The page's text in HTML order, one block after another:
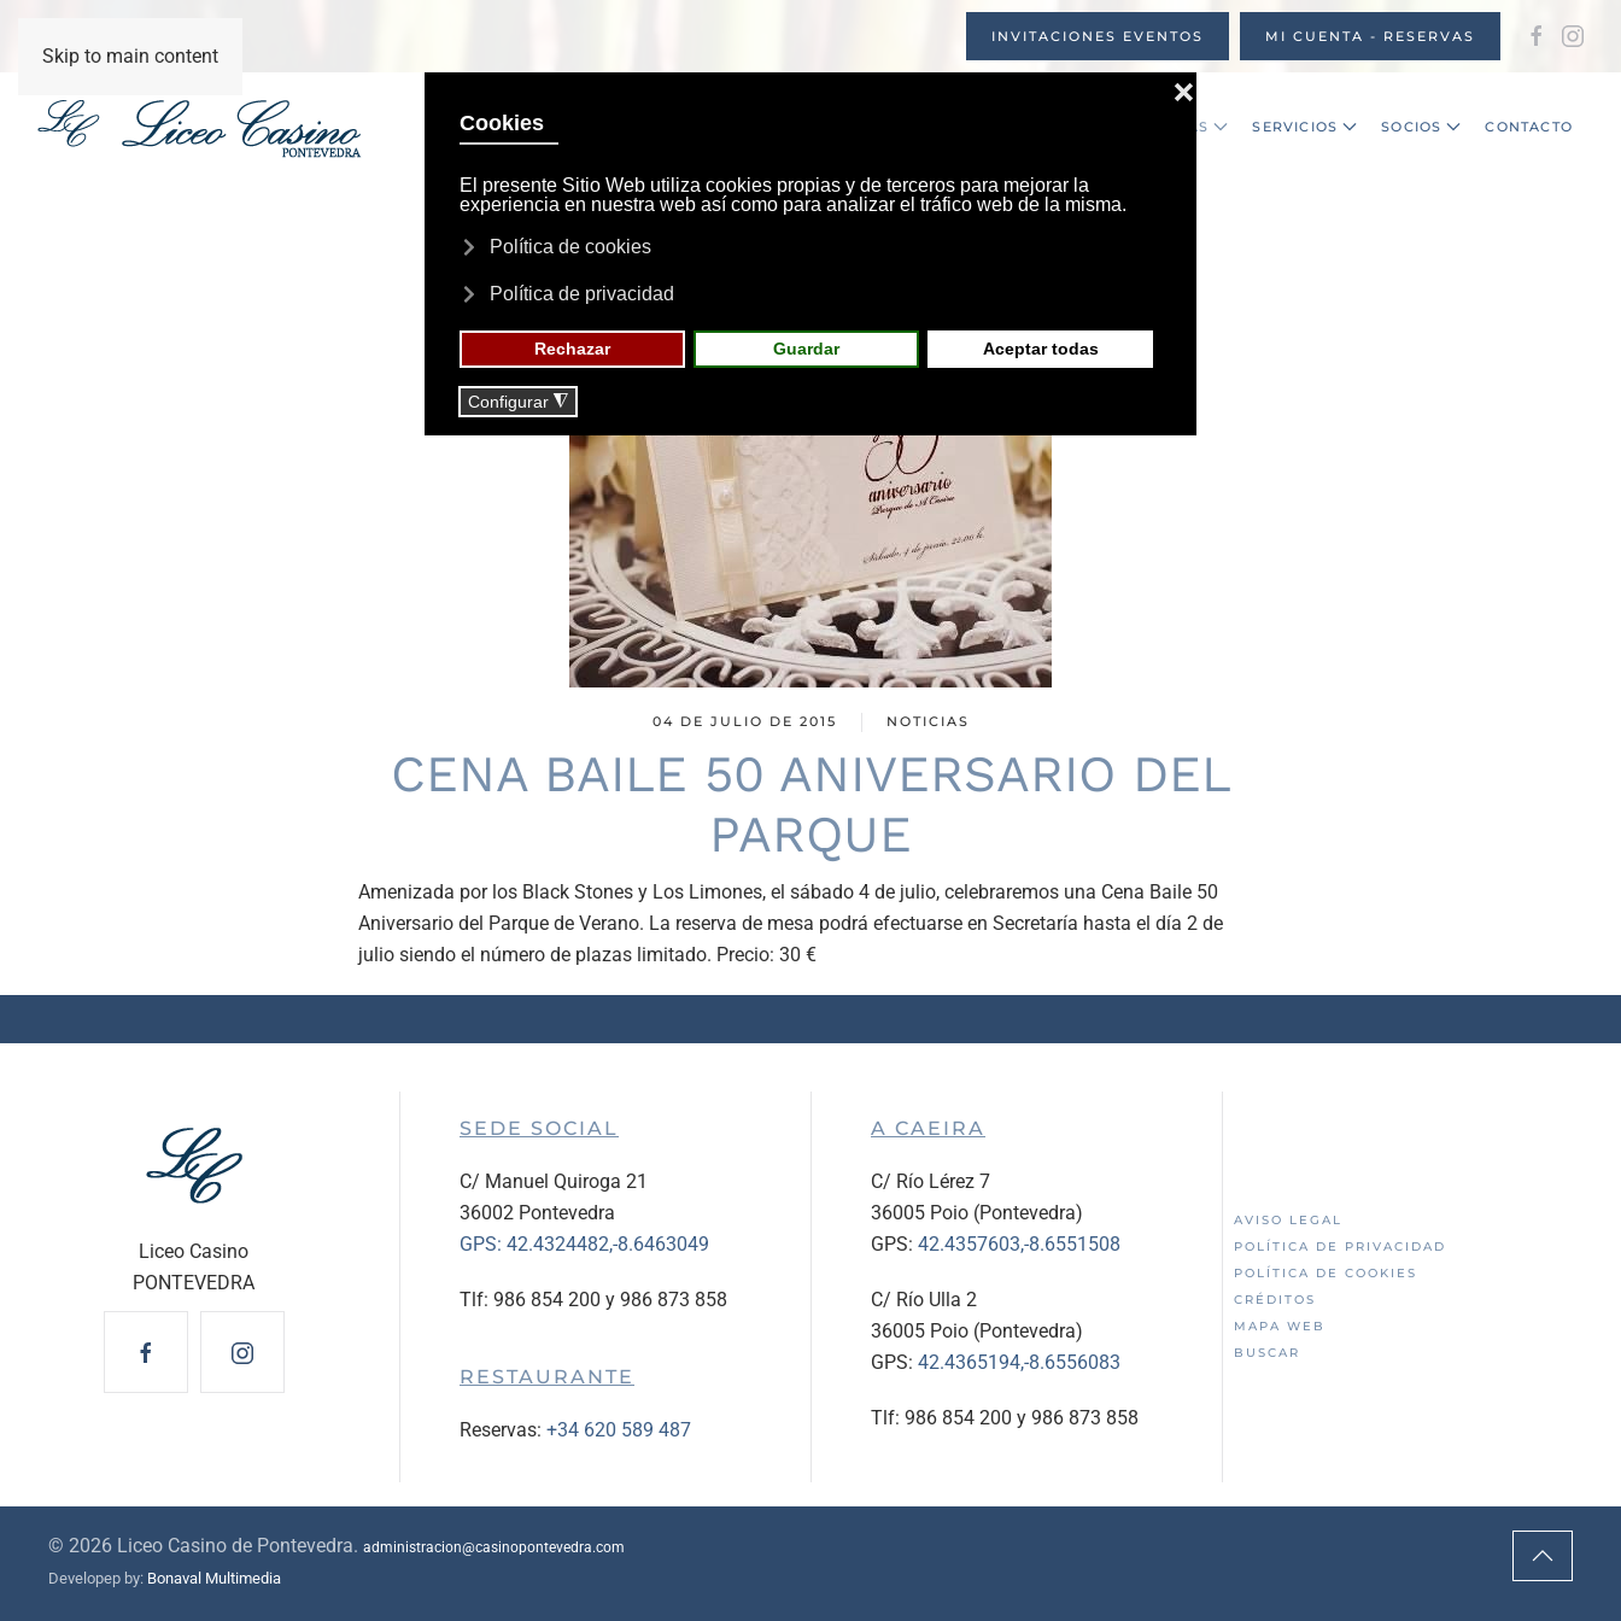
Skip to main content
INVITACIONES EVENTOS MI CUENTA - RESERVAS
NOTICIAS SERVICIOS SOCIOS CONTACTO
04 DE JULIO DE 2015 NOTICIAS
CENA BAILE 50 ANIVERSARIO DEL
PARQUE
Amenizada por los Black Stones y Los Limones, el sábado 4 de julio, celebraremos una Cena Baile 50
Aniversario del Parque de Verano. La reserva de mesa podrá efectuarse en Secretaría hasta el día 2 de
julio siendo el número de plazas limitado. Precio: 30 €
Liceo Casino
PONTEVEDRA
SEDE SOCIAL
C/ Manuel Quiroga 21
36002 Pontevedra
GPS: 42.4324482,-8.6463049
Tlf: 986 854 200 y 986 873 858
RESTAURANTE
Reservas: +34 620 589 487
A CAEIRA
C/ Río Lérez 7
36005 Poio (Pontevedra)
GPS: 42.4357603,-8.6551508
C/ Río Ulla 2
36005 Poio (Pontevedra)
GPS: 42.4365194,-8.6556083
Tlf: 986 854 200 y 986 873 858
AVISO LEGAL
POLÍTICA DE PRIVACIDAD
POLÍTICA DE COOKIES
CRÉDITOS
MAPA WEB
BUSCAR
© 2026 Liceo Casino de Pontevedra. administracion@casinopontevedra.com
Developep by: Bonaval Multimedia